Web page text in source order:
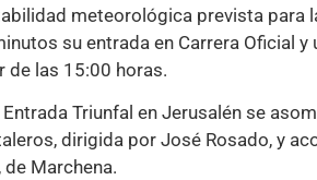
meteorológica prevista para
su entrada en Carrera Oficial
de las 15:00 horas.
Triunfal en Jerusalén se
dirigida por José Rosado, y
Marchena.